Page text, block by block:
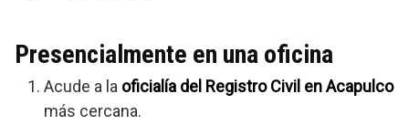
Presencialmente en una oficina
Acude a la oficialía del Registro Civil en Acapulco
más cercana.